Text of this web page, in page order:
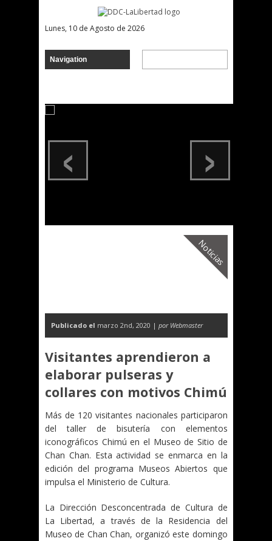
Lunes, 10 de Agosto de 2026
›
‹
Noticias
Publicado el marzo 2nd, 2020 | por Webmaster
Visitantes aprendieron a
elaborar pulseras y
collares con motivos Chimú
Más de 120 visitantes nacionales participaron
del taller de bisutería con elementos
iconográficos Chimú en el Museo de Sitio de
Chan Chan. Esta actividad se enmarca en la
edición del programa Museos Abiertos que
impulsa el Ministerio de Cultura.
La Dirección Desconcentrada de Cultura de
La Libertad, a través de la Residencia del
Museo de Chan Chan, organizó este domingo